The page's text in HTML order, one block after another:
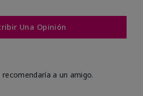
Una Opinión
a un amigo.